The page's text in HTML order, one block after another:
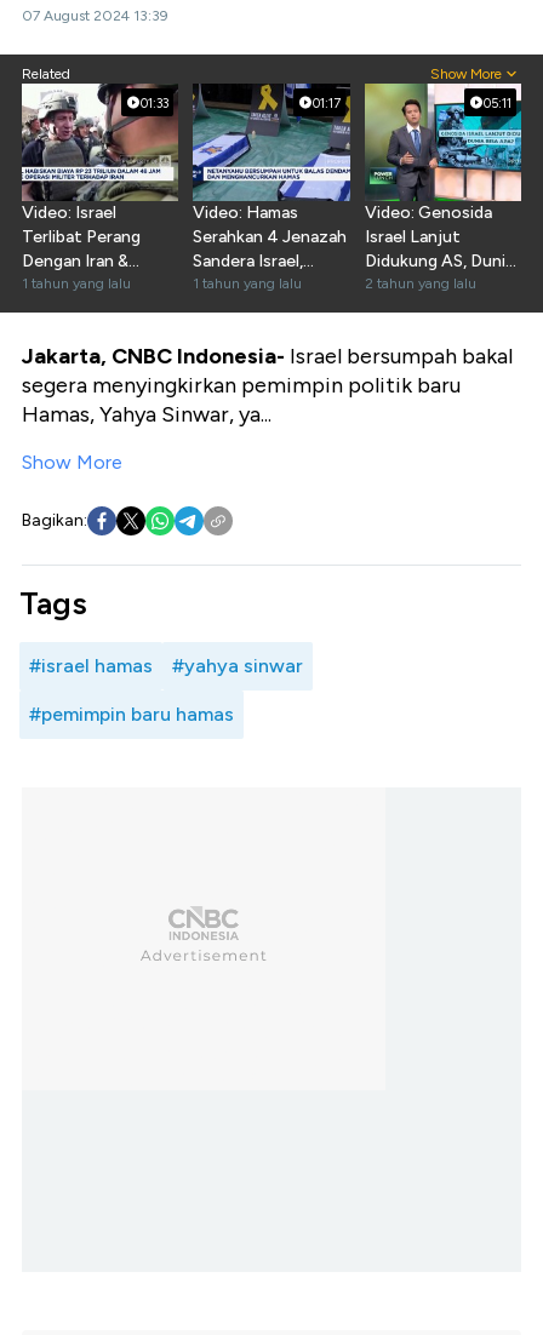
07 August 2024 13:39
Related Show More
01:33
Video: Israel
Terlibat Perang
Dengan Iran &
Hamas, Anggaran
Bengkak!
1 tahun yang lalu
01:17
Video: Hamas
Serahkan 4 Jenazah
Sandera Israel,
Netanyahu
Ngamuk!
1 tahun yang lalu
05:11
Video: Genosida
Israel Lanjut
Didukung AS, Dunia
Bisa Apa?
2 tahun yang lalu
Jakarta, CNBC Indonesia- Israel bersumpah bakal
segera menyingkirkan pemimpin politik baru
Hamas, Yahya Sinwar, ya...
Show More
Bagikan:
Tags
#israel hamas #yahya sinwar
#pemimpin baru hamas